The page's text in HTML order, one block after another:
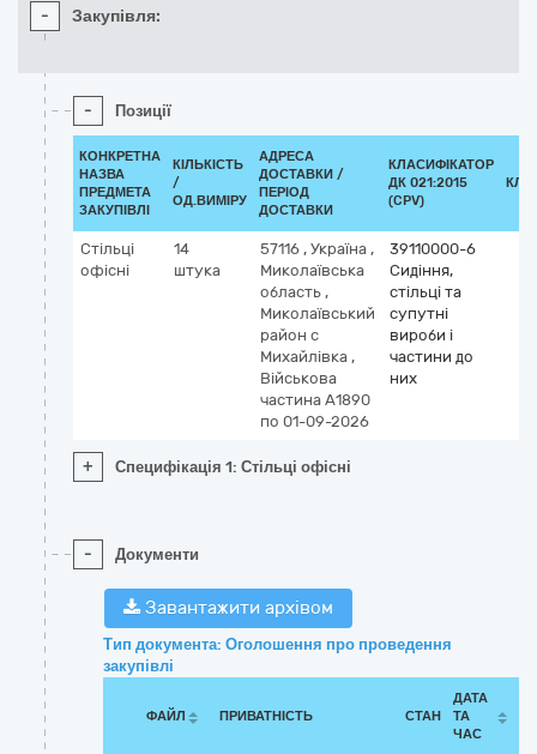
- Закупівля:
- Позиції
КОНКРЕТНА
НАЗВА
ПРЕДМЕТА
ЗАКУПІВЛІ
КІЛЬКІСТЬ
/
ОД.ВИМІРУ
АДРЕСА
ДОСТАВКИ /
ПЕРІОД
ДОСТАВКИ
КЛАСИФІКАТОР
ДК 021:2015
(CPV)
Стільці
офісні
14
штука
57116 , Україна ,
Миколаївська
область ,
Миколаївський
район с
Михайлівка ,
Військова
частина А1890
по 01-09-2026
39110000-6
Сидіння,
стільці та
супутні
вироби і
частини до
них
+ Специфікація 1: Стільці офісні
- Документи
Завантажити архівом
Тип документа: Оголошення про проведення
закупівлі
ФАЙЛ ПРИВАТНІСТЬ СТАН
ДАТА
ТА
ЧАС